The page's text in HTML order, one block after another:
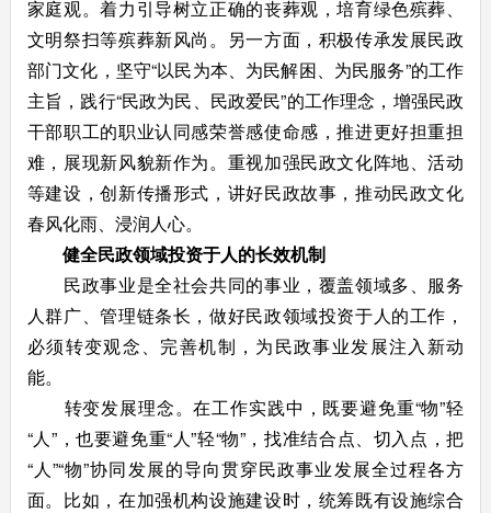
家庭观。着力引导树立正确的丧葬观，培育绿色殡葬、
文明祭扫等殡葬新风尚。另一方面，积极传承发展民政
部门文化，坚守“以民为本、为民解困、为民服务”的工作
主旨，践行“民政为民、民政爱民”的工作理念，增强民政
干部职工的职业认同感荣誉感使命感，推进更好担重担
难，展现新风貌新作为。重视加强民政文化阵地、活动
等建设，创新传播形式，讲好民政故事，推动民政文化
春风化雨、浸润人心。
健全民政领域投资于人的长效机制
民政事业是全社会共同的事业，覆盖领域多、服务
人群广、管理链条长，做好民政领域投资于人的工作，
必须转变观念、完善机制，为民政事业发展注入新动
能。
转变发展理念。在工作实践中，既要避免重“物”轻
“人”，也要避免重“人”轻“物”，找准结合点、切入点，把
“人”“物”协同发展的导向贯穿民政事业发展全过程各方
面。比如，在加强机构设施建设时，统筹既有设施综合